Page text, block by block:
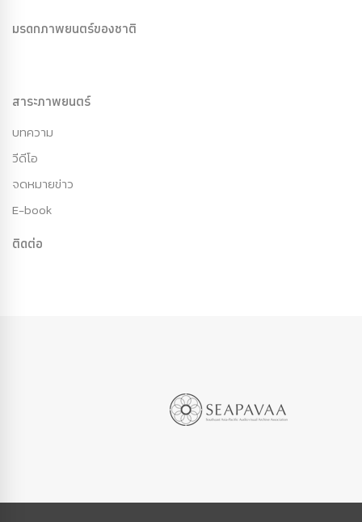
มรดกภาพยนตร์ของชาติ
สาระภาพยนตร์
บทความ
วีดีโอ
จดหมายข่าว
E-book
ติดต่อ